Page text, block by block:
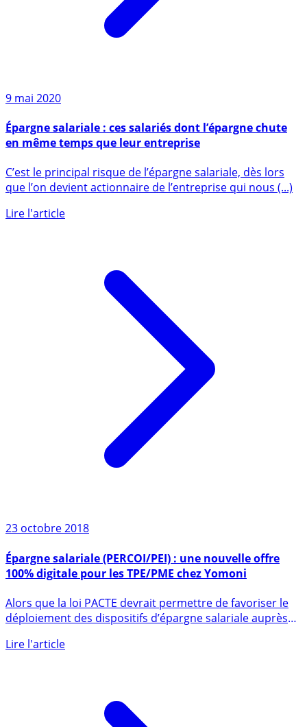
9 mai 2020
en même temps que leur entreprise
que l’on devient actionnaire de l’entreprise qui nous (...)
23 octobre 2018
Épargne salariale (PERCOI/PEI) : une nouvelle offre
100% digitale pour les TPE/PME chez Yomoni
déploiement des dispositifs d’épargne salariale auprès